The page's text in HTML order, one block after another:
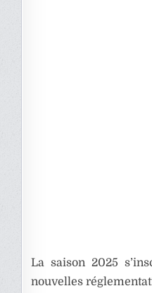
La saison 2025
nouvelles